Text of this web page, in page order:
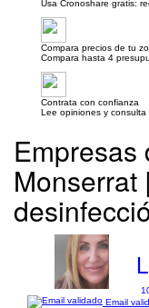
Usa Cronoshare gratis:
Compara precios de tu
Compara hasta 4
Contrata con confianza
Lee opiniones y consulta
Empresas
Monserrat
Email